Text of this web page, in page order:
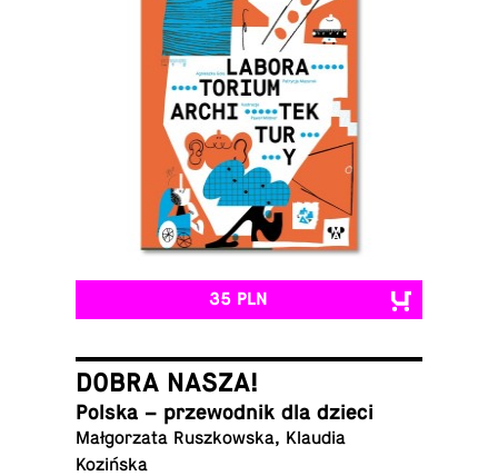
35 PLN
DOBRA NASZA!
Polska – prze­wod­nik dla dzieci
Małgorzata Ruszkowska, Klaudia
Kozińska